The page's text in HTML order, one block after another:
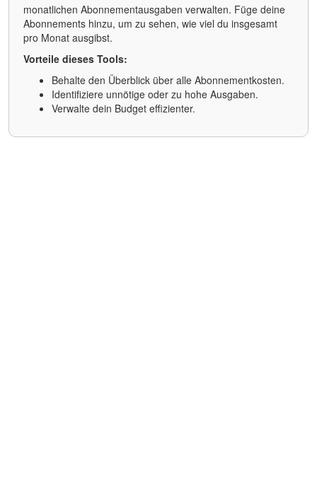
monatlichen Abonnementausgaben verwalten. Füge deine
Abonnements hinzu, um zu sehen, wie viel du insgesamt
pro Monat ausgibst.
Vorteile dieses Tools:
Behalte den Überblick über alle Abonnementkosten.
Identifiziere unnötige oder zu hohe Ausgaben.
Verwalte dein Budget effizienter.